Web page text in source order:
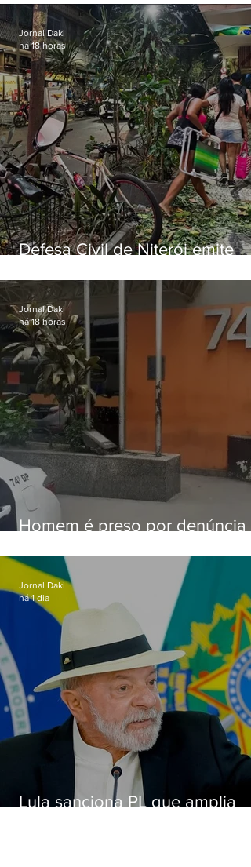
ventos fortes nesta sexta (7)
Defesa Civil de Niterói emite
sexta-feira (07)
Jornal Daki
há 18 horas
Homem é preso por denúncia
Alcântara
Jornal Daki
há 18 horas
Lula sanciona PL que amplia
Jornal Daki
há 1 dia